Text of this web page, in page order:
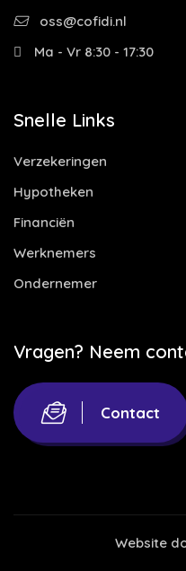
oss@cofidi.nl
Ma - Vr 8:30 - 17:30
Snelle Links
Verzekeringen
Hypotheken
Financiën
Werknemers
Ondernemer
Vragen? Neem
Contact
Website